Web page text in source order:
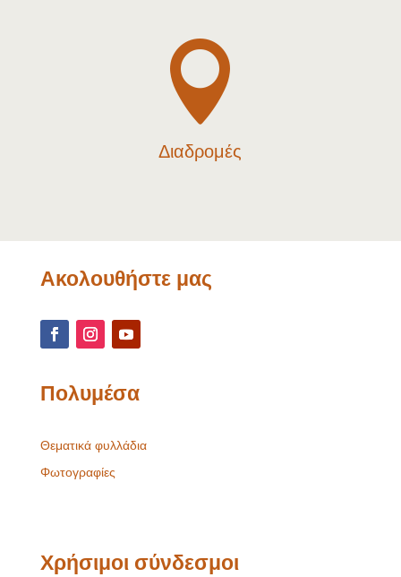

Διαδρομές
Ακολουθήστε μας
Πολυμέσα
Θεματικά φυλλάδια
Φωτογραφίες
Χρήσιμοι σύνδεσμοι